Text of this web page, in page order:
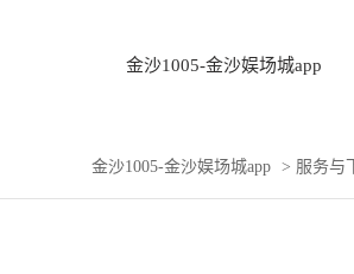
金沙1005-金沙娱场城app
金沙1005-金沙娱场城app > 服务与